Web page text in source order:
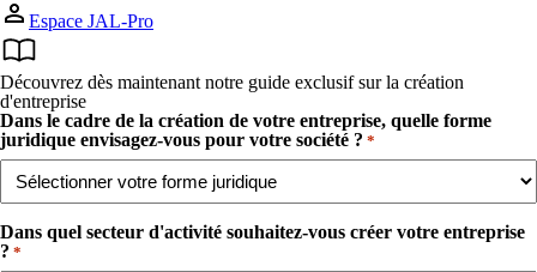
Espace JAL-Pro
Découvrez dès maintenant notre guide exclusif sur la création
d'entreprise
Dans le cadre de la création de votre entreprise, quelle forme
juridique envisagez-vous pour votre société ? *
Dans quel secteur d'activité souhaitez-vous créer votre entreprise
?​ *